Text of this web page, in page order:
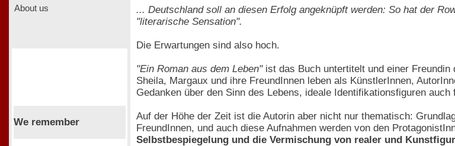
About us
We remember
... Deutschland soll an diesen Erfolg angeknüpft werden: So hat der
"literarische Sensation".
Die Erwartungen sind also hoch.
"Ein Roman aus dem Leben"ist das Buch untertitelt und einer Freundin
Sheila, Margaux und ihre FreundInnen leben als KünstlerInnen,
Gedanken über den Sinn des Lebens, ideale Identifikationsfiguren
Auf der Höhe der Zeit ist die Autorin aber nicht nur thematisch:
FreundInnen, und auch diese Aufnahmen werden von den
Selbstbespiegelung und die Vermischung von realer und Kunstfigur